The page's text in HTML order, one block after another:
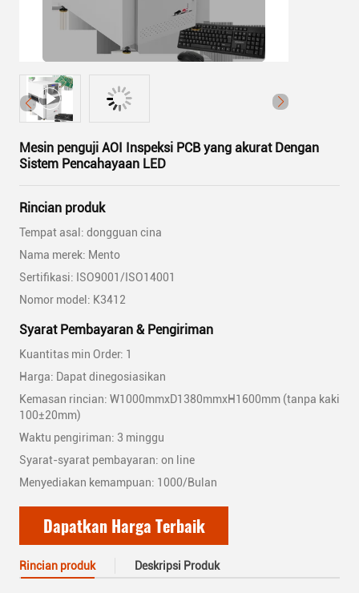
Mesin penguji AOI Inspeksi PCB yang akurat Dengan
Sistem Pencahayaan LED
Rincian produk
Tempat asal: dongguan cina
Nama merek: Mento
Sertifikasi: ISO9001/ISO14001
Nomor model: K3412
Syarat Pembayaran & Pengiriman
Kuantitas min Order: 1
Harga: Dapat dinegosiasikan
Kemasan rincian: W1000mmxD1380mmxH1600mm (tanpa kaki
100±20mm)
Waktu pengiriman: 3 minggu
Syarat-syarat pembayaran: on line
Menyediakan kemampuan: 1000/Bulan
Dapatkan Harga Terbaik
Rincian produk Deskripsi Produk